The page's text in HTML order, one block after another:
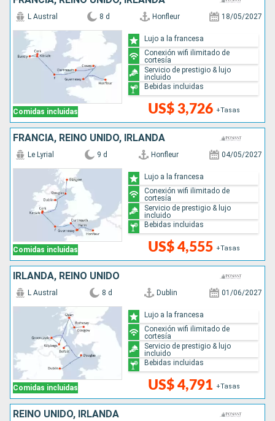
Comidas incluidas
L Austral 8 d Honfleur 18/05/2027
US$ 3,726 +Tasas
Lujo a la francesa
Conexión wifi ilimitado de
cortesía
Servicio de prestigio & lujo
incluido
Bebidas incluidas
FRANCIA, REINO UNIDO, IRLANDA
Comidas incluidas
Le Lyrial 9 d Honfleur 04/05/2027
US$ 4,555 +Tasas
Lujo a la francesa
Conexión wifi ilimitado de
cortesía
Servicio de prestigio & lujo
incluido
Bebidas incluidas
IRLANDA, REINO UNIDO
Comidas incluidas
L Austral 8 d Dublin 01/06/2027
US$ 4,791 +Tasas
Lujo a la francesa
Conexión wifi ilimitado de
cortesía
Servicio de prestigio & lujo
incluido
Bebidas incluidas
REINO UNIDO, IRLANDA